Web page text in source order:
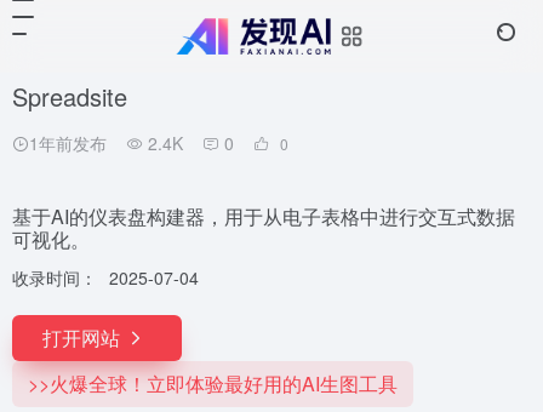
Spreadsite
1年前发布 2.4K 0 0
基于AI的仪表盘构建器，用于从电子表格中进行交互式数据
可视化。
收录时间： 2025-07-04
打开网站
>>火爆全球！立即体验最好用的AI生图工具